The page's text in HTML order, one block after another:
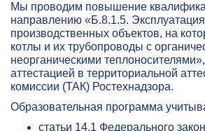
Мы проводим повышение
направлению «Б.8.1.5.
производственных объектов, на
котлы и их трубопроводы с
неорганическими
аттестацией в территориальной
комиссии (ТАК) Ростехнадзора.
Образовательная программа
статьи 14.1 Федерального